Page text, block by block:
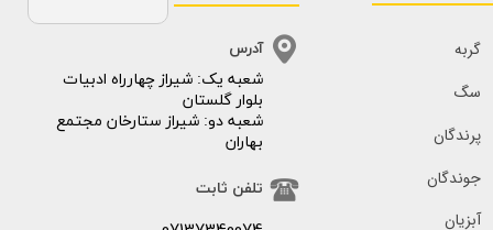
گربه
سگ
پرندگان
جوندگان
آبزیان
​​شعبه یک: شیراز چهارراه ادبیات
بلوار گلستان
شعبه دو: شیراز ستارخان مجتمع
بهاران
آدرس
تلفن ثابت